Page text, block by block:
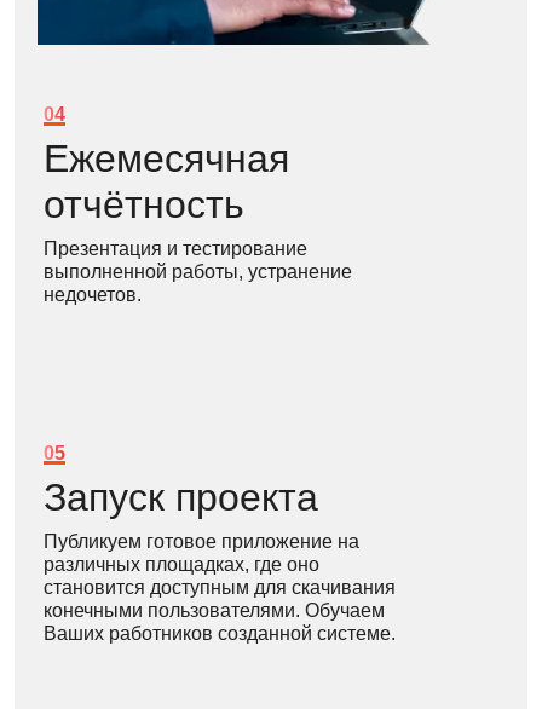
04
Ежемесячная
отчётность
Презентация и тестирование
выполненной работы, устранение
недочетов.
05
Запуск проекта
Публикуем готовое приложение на
различных площадках, где оно
становится доступным для скачивания
конечными пользователями. Обучаем
Ваших работников созданной системе.